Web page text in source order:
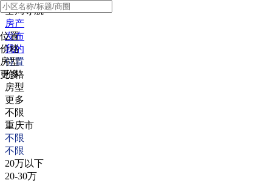
全局导航
房产
发布
我的
位置
价格
房型
更多
位置
价格
房型
更多
不限
重庆市
不限
不限
20万以下
20-30万